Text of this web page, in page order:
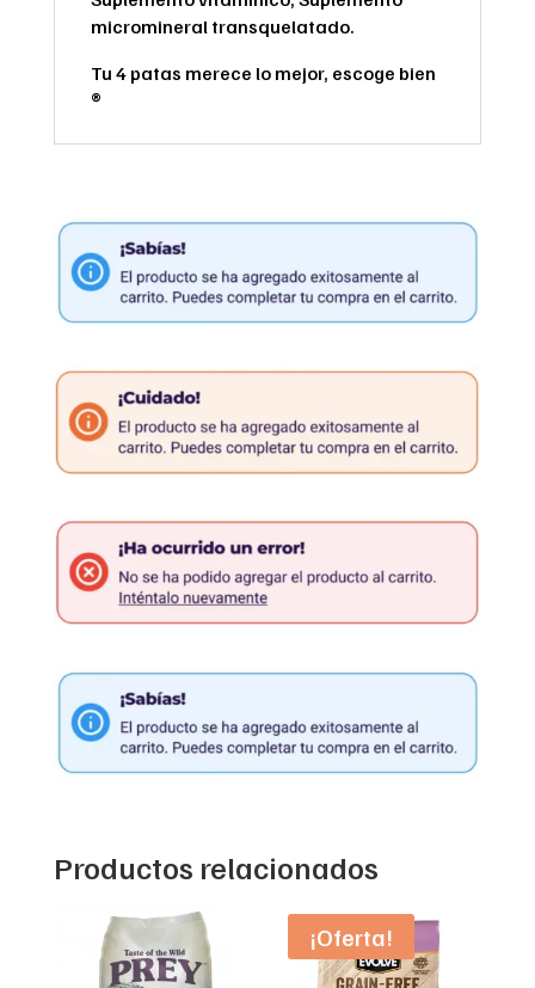
micromineral transquelatado.
Tu 4 patas merece lo mejor, escoge bien
®
Productos relacionados
¡Oferta!